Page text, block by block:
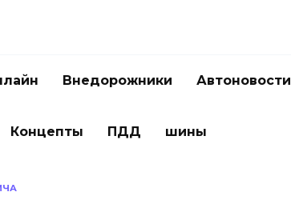
Внедорожники Автоновости
Концепты ПДД шины